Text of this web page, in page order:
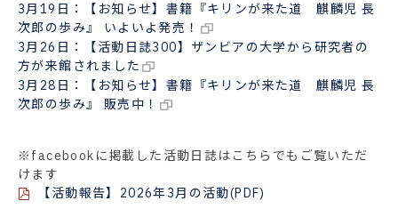
3月19日：【お知らせ】書籍『キリンが来た道 麒麟児 長
次郎の歩み』 いよいよ発売！
3月26日：【活動日誌300】ザンビアの大学から研究者の
方が来館されました
3月28日：【お知らせ】書籍『キリンが来た道 麒麟児 長
次郎の歩み』 販売中！
※facebookに掲載した活動日誌はこちらでもご覧いただ
けます
【活動報告】2026年3月の活動(PDF)